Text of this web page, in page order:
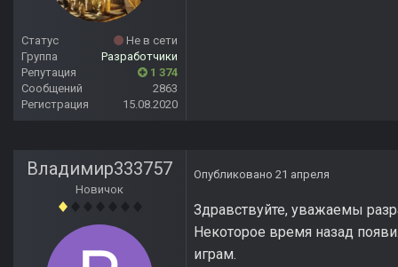
Статус
Не в сети
Группа
Разработчики
Репутация
1 374
Сообщений
2863
Регистрация
15.08.2020
Владимир333757
Новичок
Опубликовано 21 апреля
Здравствуйте, уважаемы
Некоторое время назад
играм.